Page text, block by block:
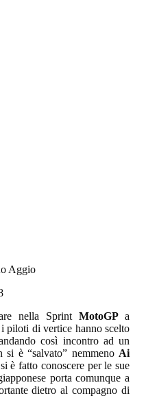
Aggio
nella SprintMotoGPa
piloti di vertice hanno scelto
così incontro ad un
è “salvato” nemmeno Ai
è fatto conoscere per le sue
porta comunque a
dietro al compagno di